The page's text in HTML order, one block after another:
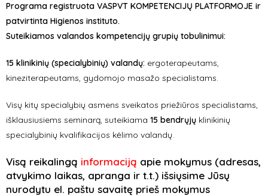
Programa registruota VASPVT KOMPETENCIJŲ PLATFORMOJE ir
patvirtinta Higienos instituto.
Suteikiamos valandos kompetencijų grupių tobulinimui:
15 klinikinių (specialybinių) valandų: ergoterapeutams,
kineziterapeutams, gydomojo masažo specialistams.
Visų kitų specialybių asmens sveikatos priežiūros specialistams,
išklausiusiems seminarą, suteikiama 15 bendrųjų klinikinių
specialybinių kvalifikacijos kėlimo valandų.
Visą reikalingą informaciją apie mokymus (adresas,
atvykimo laikas, apranga ir t.t.) išsiųsime Jūsų
nurodytu el. paštu savaitę prieš mokymus